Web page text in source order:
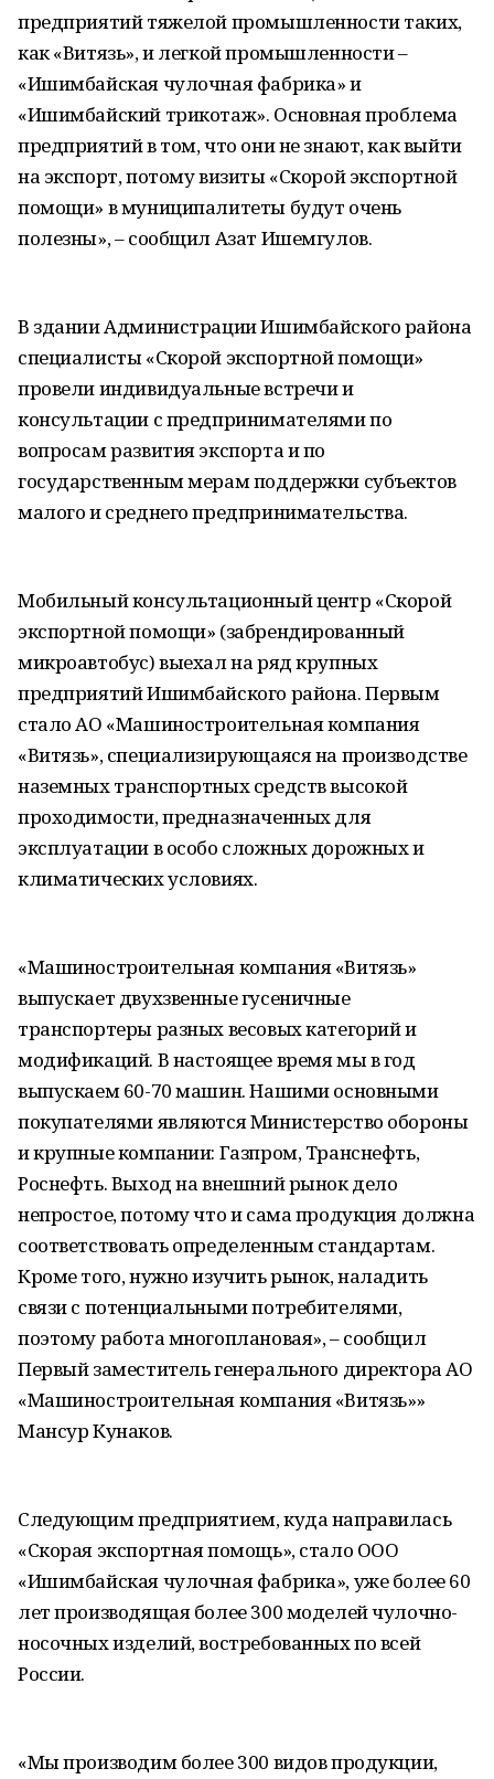
предприятий тяжелой промышленности таких,
как «Витязь», и легкой промышленности –
«Ишимбайская чулочная фабрика» и
«Ишимбайский трикотаж». Основная проблема
предприятий в том, что они не знают, как выйти
на экспорт, потому визиты «Скорой экспортной
помощи» в муниципалитеты будут очень
полезны», – сообщил Азат Ишемгулов.
В здании Администрации Ишимбайского района
специалисты «Скорой экспортной помощи»
провели индивидуальные встречи и
консультации с предпринимателями по
вопросам развития экспорта и по
государственным мерам поддержки субъектов
малого и среднего предпринимательства.
Мобильный консультационный центр «Скорой
экспортной помощи» (забрендированный
микроавтобус) выехал на ряд крупных
предприятий Ишимбайского района. Первым
стало АО «Машиностроительная компания
«Витязь», специализирующаяся на производстве
наземных транспортных средств высокой
проходимости, предназначенных для
эксплуатации в особо сложных дорожных и
климатических условиях.
«Машиностроительная компания «Витязь»
выпускает двухзвенные гусеничные
транспортеры разных весовых категорий и
модификаций. В настоящее время мы в год
выпускаем 60-70 машин. Нашими основными
покупателями являются Министерство обороны
и крупные компании: Газпром, Транснефть,
Роснефть. Выход на внешний рынок дело
непростое, потому что и сама продукция должна
соответствовать определенным стандартам.
Кроме того, нужно изучить рынок, наладить
связи с потенциальными потребителями,
поэтому работа многоплановая», – сообщил
Первый заместитель генерального директора АО
«Машиностроительная компания «Витязь»»
Мансур Кунаков.
Следующим предприятием, куда направилась
«Скорая экспортная помощь», стало ООО
«Ишимбайская чулочная фабрика», уже более 60
лет производящая более 300 моделей чулочно-
носочных изделий, востребованных по всей
России.
«Мы производим более 300 видов продукции,